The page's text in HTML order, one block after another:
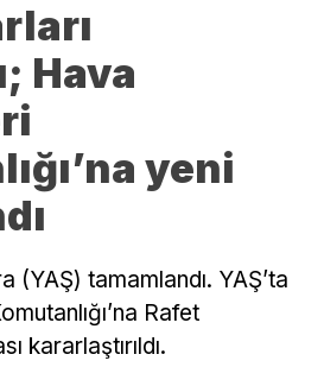
Hava
yeni
(YAŞ) tamamlandı. YAŞ’ta
Rafet
kararlaştırıldı.